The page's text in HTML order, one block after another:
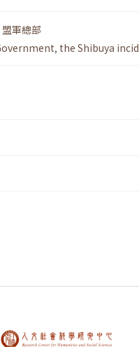
盟軍總部
, the Shibuya